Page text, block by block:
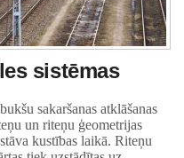
sistēmas
sakaršanas atklāšanas
un riteņu ģeometrijas
kustības laikā. Riteņu